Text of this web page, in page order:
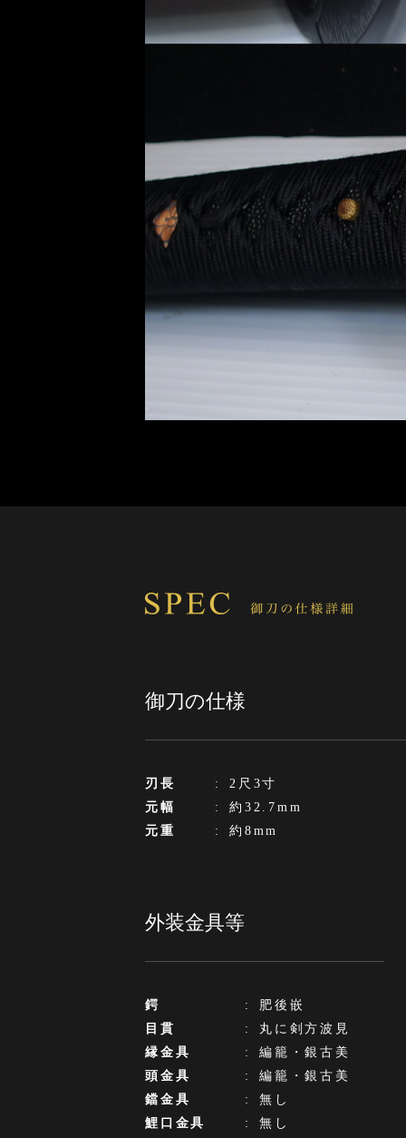
御刀の仕様
刃長 :
2尺3寸
元幅
:
約32.7mm
元重
: 約8mm
外装金具等
鍔 :
肥後嵌
目貫
:
丸に剣方波見
縁金具
:
編籠・銀古美
頭金具
:
編籠・銀古美
鐺金具
:
無し
鯉口金具
:
無し